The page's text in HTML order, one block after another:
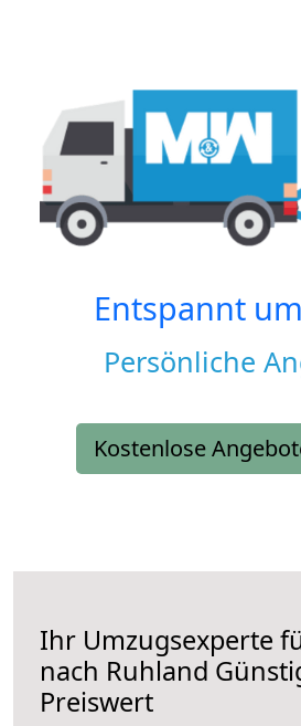
Entspannt
Persönliche
Kostenlose
Ihr Umzugsexperte
nach Ruhland
Preiswert